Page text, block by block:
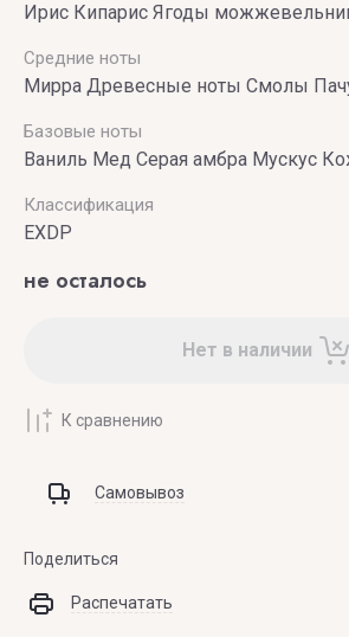
Ирис Кипарис Ягоды
Средние ноты
Мирра Древесные ноты Cмолы
Базовые ноты
Ваниль Мед Серая амбра Мускус
Классификация
EXDP
не осталось
Нет в наличии
К сравнению
Самовывоз
Поделиться
Распечатать